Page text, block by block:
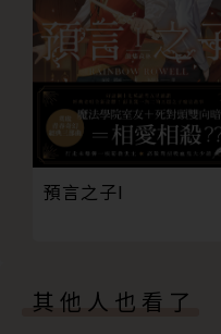
佳作 小城大愛│王尹伶
佳作 難忘的二十歲│
佳作 媽祖單軌月臺│
佳作 進香．近鄉──
佳作 我的隨香初體驗
佳作 走行．媽祖│謝
佳作 進香途中│林曼
佳作 尋夢媽祖│小雪
佳作 走過煙的記憶│張
預言之子I
其他人也看了